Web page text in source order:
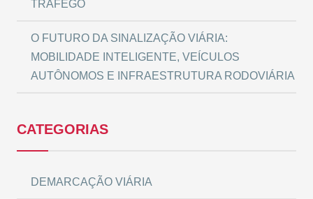
TRÁFEGO
O FUTURO DA SINALIZAÇÃO VIÁRIA:
MOBILIDADE INTELIGENTE, VEÍCULOS
AUTÔNOMOS E INFRAESTRUTURA RODOVIÁRIA
CATEGORIAS
DEMARCAÇÃO VIÁRIA